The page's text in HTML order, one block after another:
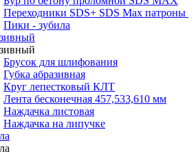
Переходники SDS+ SDS Max патроны
Пики - зубила
Брусок для шлифования
Губка абразивная
Круг лепестковый КЛТ
Лента бесконечная 457,533,610 мм
Наждачка листовая
Наждачка на липучке